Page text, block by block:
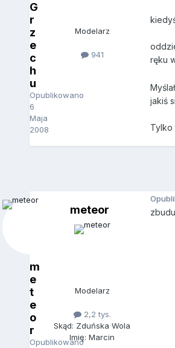
G
r
z
e
c
h
u
Opublikowano
6
Maja
2008
Modelarz
941
ręku
jakiś
Tylko
m
e
t
e
o
r
Opublikowano
meteor
Modelarz
2,2 tys.
Skąd: Zduńska Wola
Imię: Marcin